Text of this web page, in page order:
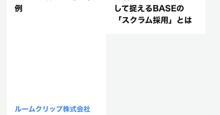
例
して捉えるBASEの
「スクラム採用」とは
ルームクリップ株式会社